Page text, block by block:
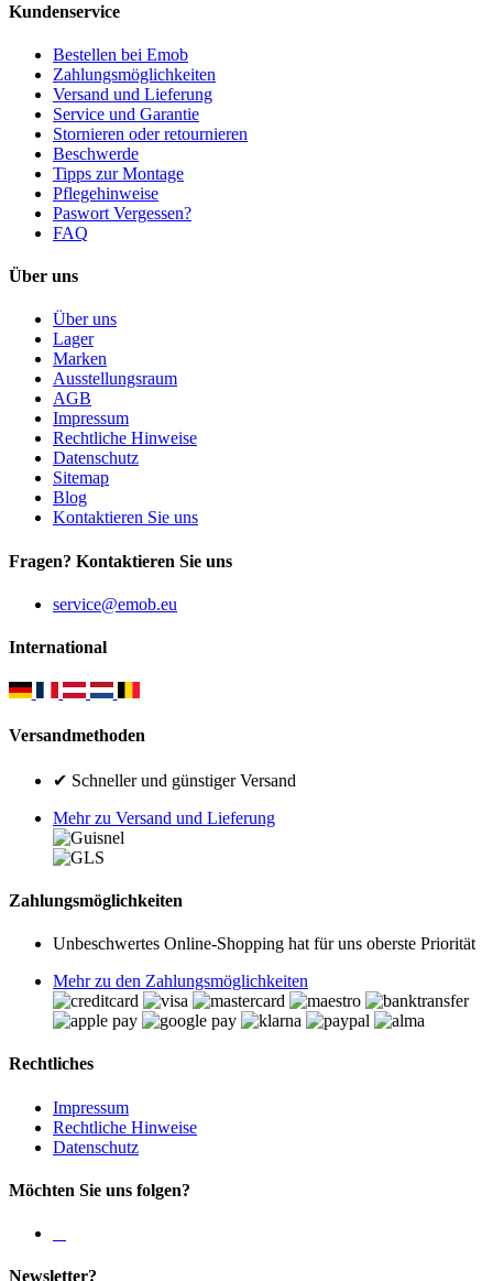
Kundenservice
Bestellen bei Emob
Zahlungsmöglichkeiten
Versand und Lieferung
Service und Garantie
Stornieren oder retournieren
Beschwerde
Tipps zur Montage
Pflegehinweise
Paswort Vergessen?
FAQ
Über uns
Über uns
Lager
Marken
Ausstellungsraum
AGB
Impressum
Rechtliche Hinweise
Datenschutz
Sitemap
Blog
Kontaktieren Sie uns
Fragen? Kontaktieren Sie uns
service@emob.eu
International
Versandmethoden
✔ Schneller und günstiger Versand
Mehr zu Versand und Lieferung
Zahlungsmöglichkeiten
Unbeschwertes Online-Shopping hat für uns oberste Priorität
Mehr zu den Zahlungsmöglichkeiten
Rechtliches
Impressum
Rechtliche Hinweise
Datenschutz
Möchten Sie uns folgen?
Newsletter?